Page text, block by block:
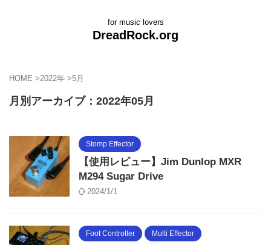
for music lovers
DreadRock.org
HOME >2022年 >5月
月別アーカイブ：2022年05月
Stomp Effector
【使用レビュー】Jim Dunlop MXR
M294 Sugar Drive
2024/1/1
Foot Controller Multi Effector